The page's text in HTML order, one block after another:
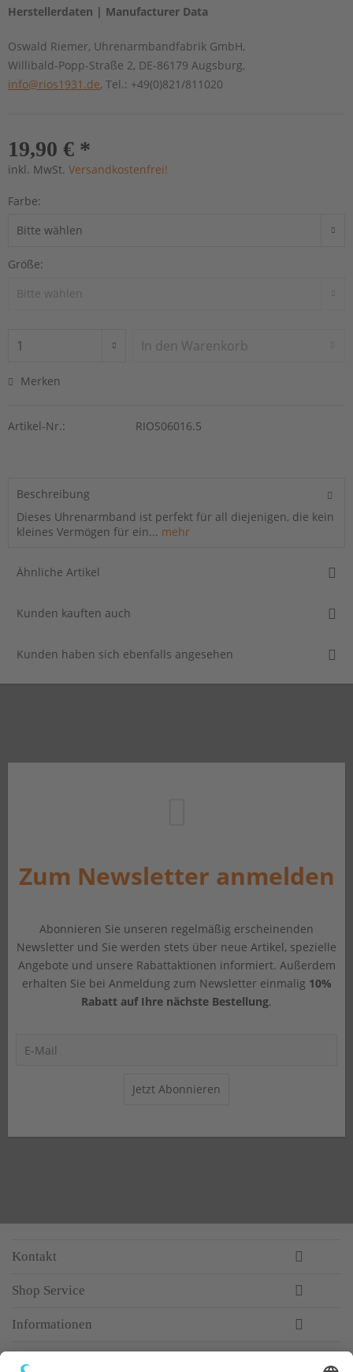
Herstellerdaten | Manufacturer Data
Oswald Riemer, Uhrenarmbandfabrik GmbH,
Willibald-Popp-Straße 2, DE-86179 Augsburg,
info@rios1931.de, Tel.: +49(0)821/811020
19,90 € *
inkl. MwSt. Versandkostenfrei!
Farbe:
Größe:
In den Warenkorb
Merken
Artikel-Nr.: RIOS06016.5
Beschreibung
Dieses Uhrenarmband ist perfekt für all diejenigen, die kein
kleines Vermögen für ein... mehr
Ähnliche Artikel
Kunden kauften auch
Kunden haben sich ebenfalls angesehen
Zum Newsletter anmelden
Abonnieren Sie unseren regelmäßig erscheinenden
Newsletter und Sie werden stets über neue Artikel, spezielle
Angebote und unsere Rabattaktionen informiert. Außerdem
erhalten Sie bei Anmeldung zum Newsletter einmalig 10%
Rabatt auf Ihre nächste Bestellung.
Jetzt Abonnieren
Kontakt
Shop Service
Informationen